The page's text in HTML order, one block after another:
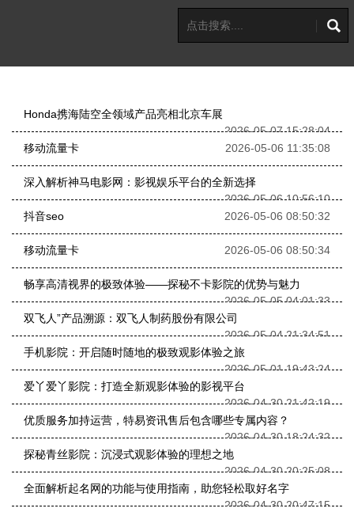
Honda携海陆空全领域产品亮相北京车展
2026-05-07 15:28:04
移动流量卡
2026-05-06 11:35:08
深入解析神马电影网：影视娱乐平台的全新选择
2026-05-06 10:56:10
抖音seo
2026-05-06 08:50:32
移动流量卡 2026-05-06 08:50:34
畅享高清视界的极致体验——探秘不卡影院的优势与魅力
2026-05-05 04:01:33
双飞人”产品溯源：双飞人制药股份有限公司
2026-05-04 21:34:51
手机影院：开启随时随地的极致观影体验之旅
2026-05-01 19:43:24
爱丫爱丫影院：打造全新观影体验的影视平台
2026-04-30 21:42:19
优质服务加持运营，特易资讯售后包含哪些专属内容？
2026-04-30 18:24:32
探秘青丝影院：沉浸式观影体验的理想之地
2026-04-30 20:25:08
全面解析起名网的功能与使用指南，助您轻松取好名字
2026-04-30 20:47:15